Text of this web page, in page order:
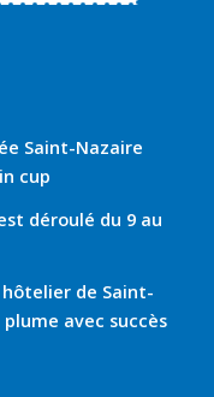
Saint-Nazaire
cup
déroulé du 9 au
de Saint-
avec succès